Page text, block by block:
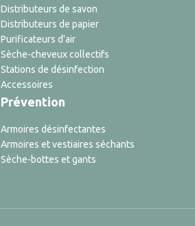
Distributeurs de savon
Distributeurs de papier
Purificateurs d'air
Sèche-cheveux collectifs
Stations de désinfection
Accessoires
Prévention
Armoires désinfectantes
Armoires et vestiaires séchants
Sèche-bottes et gants